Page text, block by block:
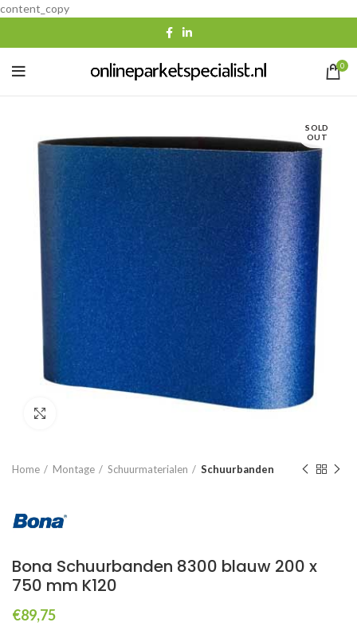
content_copy
0
SOLD
OUT
Home Montage Schuurmaterialen Schuurbanden
Bona Schuurbanden 8300 blauw 200 x
750 mm K120
€89,75